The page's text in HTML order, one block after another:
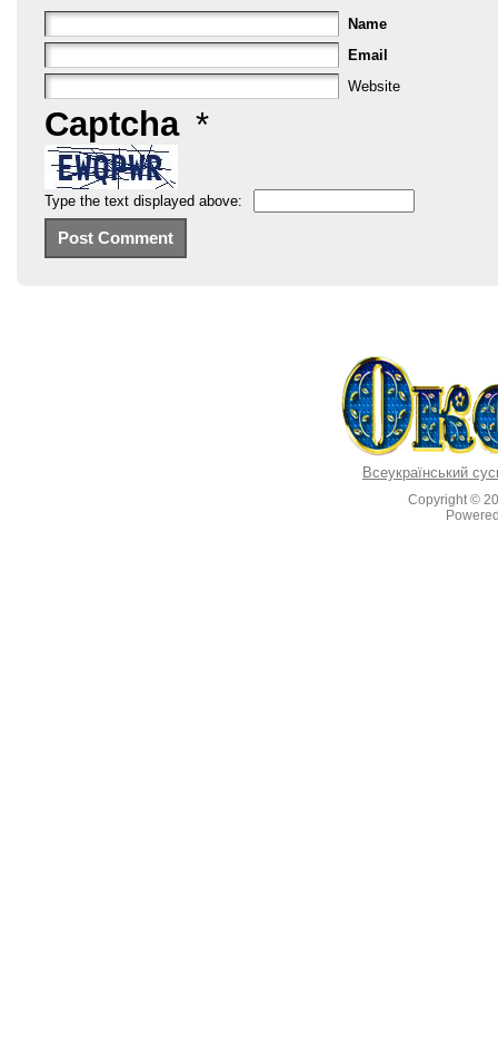
Name
Email
Website
Captcha *
Type the text displayed above:
Всеукраїнський
Copyright ©